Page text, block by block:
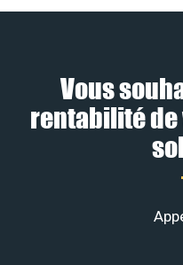
Vous
rentabilité